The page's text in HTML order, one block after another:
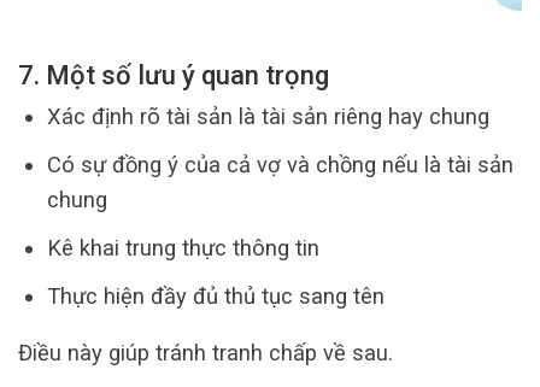
7. Một số lưu ý quan trọng
Xác định rõ tài sản là tài sản riêng hay chung
Có sự đồng ý của cả vợ và chồng nếu là tài sản
chung
Kê khai trung thực thông tin
Thực hiện đầy đủ thủ tục sang tên
Điều này giúp tránh tranh chấp về sau.